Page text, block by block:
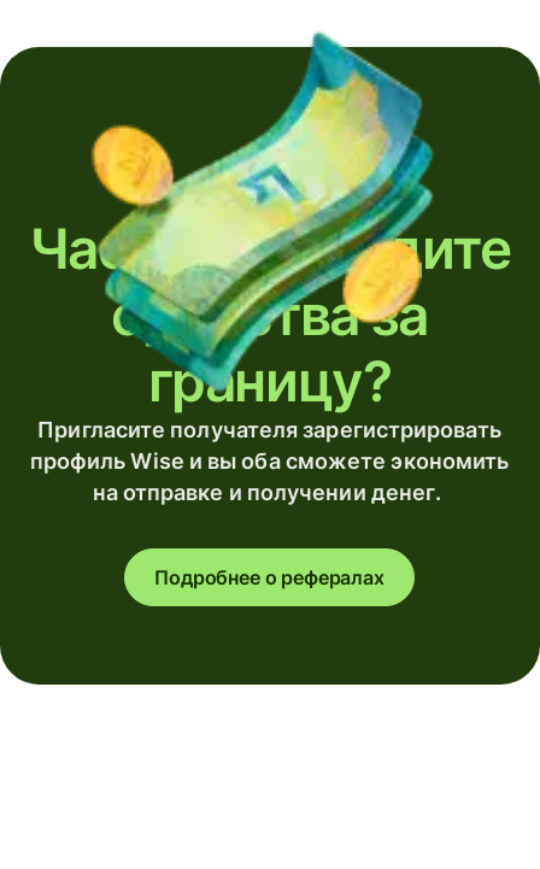
Часто переводите
средства за
границу?
Пригласите получателя зарегистрировать
профиль Wise и вы оба сможете экономить
на отправке и получении денег.
Подробнее о рефералах